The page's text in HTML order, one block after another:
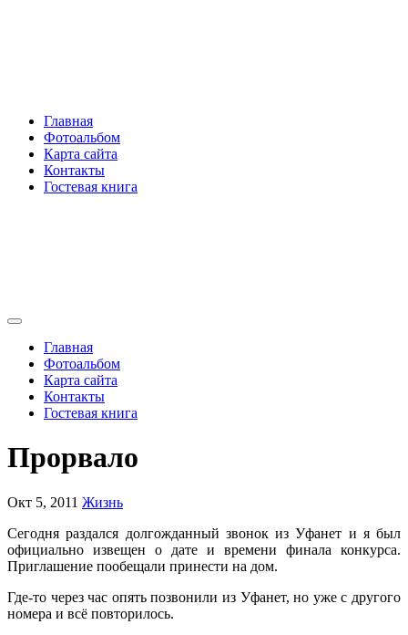
Главная
Фотоальбом
Карта сайта
Контакты
Гостевая книга
Главная
Фотоальбом
Карта сайта
Контакты
Гостевая книга
Прорвало
Окт 5, 2011 Жизнь
Сегодня раздался долгожданный звонок из Уфанет и я был
официально извещен о дате и времени финала конкурса.
Приглашение пообещали принести на дом.
Где-то через час опять позвонили из Уфанет, но уже с другого
номера и всё повторилось.